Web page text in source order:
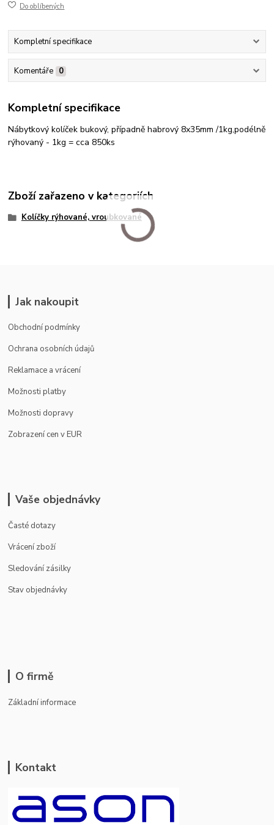
Do oblíbených
Kompletní specifikace
Komentáře 0
Kompletní specifikace
Nábytkový kolíček bukový, případně habrový 8x35mm /1kg,podélně
rýhovaný - 1kg = cca 850ks
Zboží zařazeno v kategoriích
Kolíčky rýhované, vroubkované
Jak nakoupit
Obchodní podmínky
Ochrana osobních údajů
Reklamace a vrácení
Možnosti platby
Možnosti dopravy
Zobrazení cen v EUR
Vaše objednávky
Časté dotazy
Vrácení zboží
Sledování zásilky
Stav objednávky
O firmě
Základní informace
Kontakt